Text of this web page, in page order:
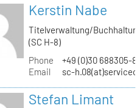
Kerstin Nabe
Titelverwaltung/
(SC H-8)
Phone
+49 (0)30 688305-
Email
sc-
Stefan Limant